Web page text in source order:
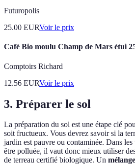
Futuropolis
25.00 EURVoir le prix
Café Bio moulu Champ de Mars étui
Comptoirs Richard
12.56 EURVoir le prix
3. Préparer le sol
La préparation du sol est une étape clé
soit fructueux. Vous devrez savoir si la
jardin est pauvre ou contaminée. Dans
être polluée, il vaut donc mieux utiliser
de terreau certifié biologique. Un